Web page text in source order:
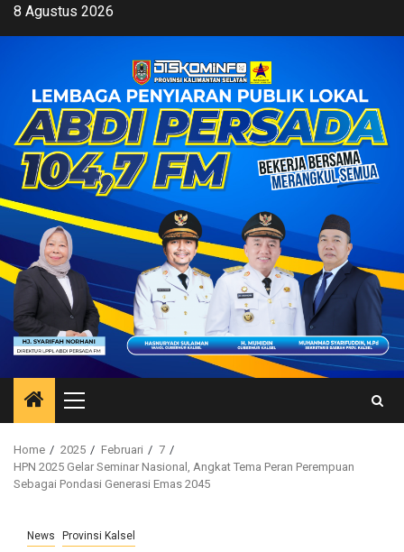
Skip8 Agustus 2026
Primary
Menu
Home 2025 Februari
7
HPN 2025 Gelar Seminar Nasional, Angkat Tema Peran Perempuan
Sebagai Pondasi Generasi Emas 2045
News Provinsi Kalsel